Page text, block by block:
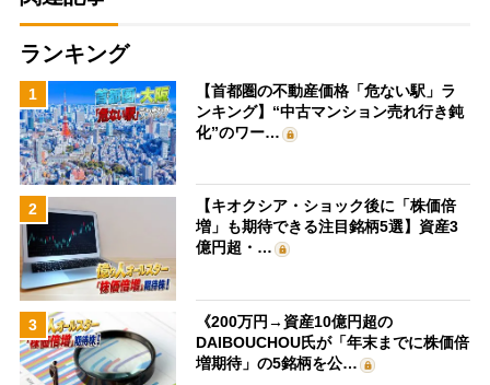
ランキング
1
【首都圏の不動産価格「危ない駅」ラ
ンキング】“中古マンション売れ行き鈍
化”のワー…
2
【キオクシア・ショック後に「株価倍
増」も期待できる注目銘柄5選】資産3
億円超・…
3
《200万円→資産10億円超の
DAIBOUCHOU氏が「年末までに株価倍
増期待」の5銘柄を公…